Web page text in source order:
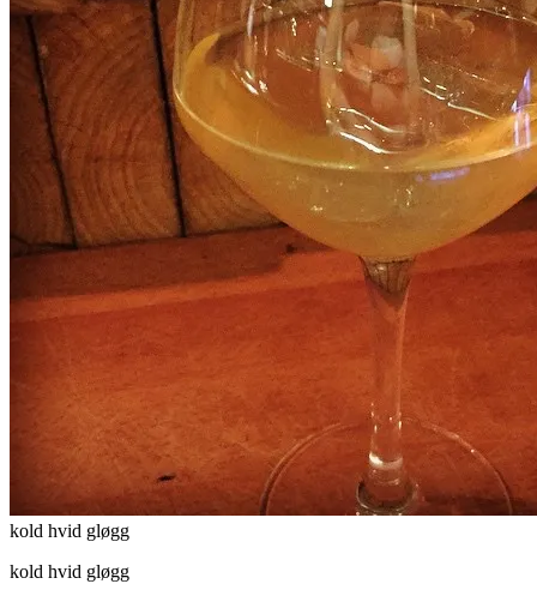
kold hvid gløgg
kold hvid gløgg